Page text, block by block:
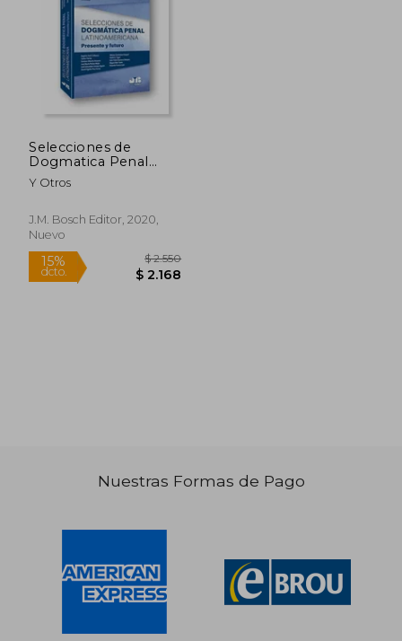
35% $ 2.114
Selecciones de
Dogmatica Penal
Latinoamericana
Presente y Futu
Y Otros
J.M. Bosch Editor, 2020,
Nuevo
Nuestras Formas de Pago